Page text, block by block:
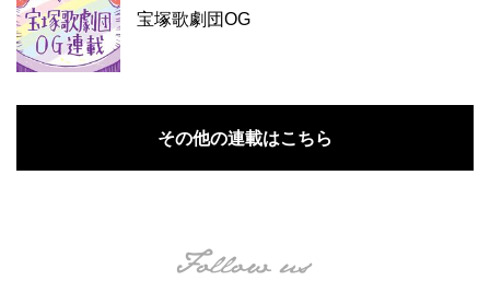
宝塚歌劇団OG
その他の連載はこちら